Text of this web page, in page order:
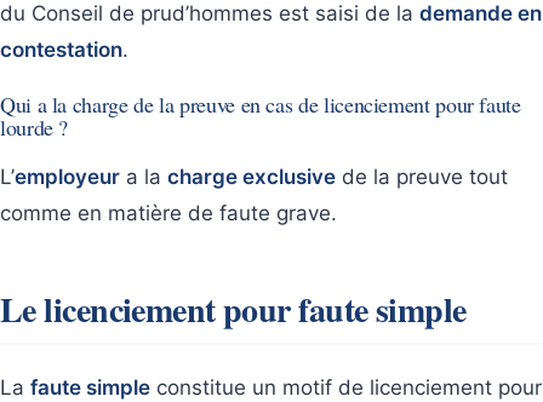
du Conseil de prud’hommes est saisi de la demande en
contestation.
Qui a la charge de la preuve en cas de licenciement pour faute
lourde ?
L’employeur a la charge exclusive de la preuve tout
comme en matière de faute grave.
Le licenciement pour faute simple
La faute simple constitue un motif de licenciement pour